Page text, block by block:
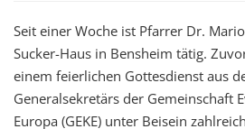
Seit einer Woche ist Pfarrer Dr.
Sucker-Haus in Bensheim tätig.
einem feierlichen Gottesdienst aus
Generalsekretärs der Gemeinschaft
Europa (GEKE) unter Beisein